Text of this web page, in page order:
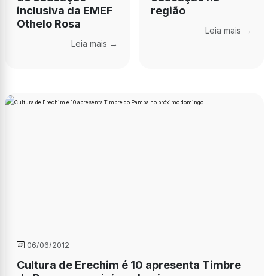
inclusiva da EMEF
Othelo Rosa
Leia mais →
região
Leia mais →
06/06/2012
Cultura de Erechim é 10 apresenta Timbre